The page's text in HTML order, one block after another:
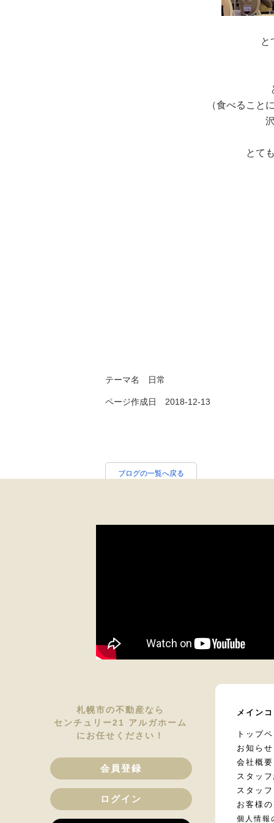
と
（食べること
とて
テーマ名 日常
ページ作成日 2018-12-13
ブログの一覧へ戻る
札幌市の不動産なら
センチュリー21 アルガホーム
にお任せください！
会員登録
ログイン
メイン
トップ
お知らせ
会社概要
スタッ
スタッ
お客様
個人情報